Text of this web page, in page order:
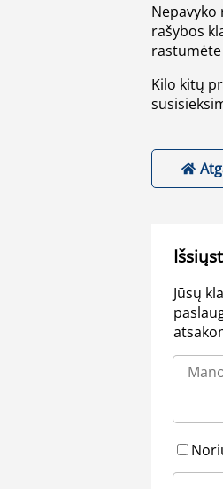
Nepavyko
rašybos
Kilo kitų
Jūsų